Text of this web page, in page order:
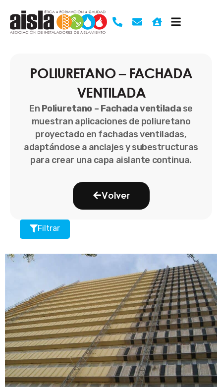
contenido
POLIURETANO – FACHADA
VENTILADA
En Poliuretano – Fachada ventiladase
muestran aplicaciones de poliuretano
proyectado en fachadas ventiladas,
adaptándose a anclajes y subestructuras
para crear una capa aislante continua.
Volver
Filtrar